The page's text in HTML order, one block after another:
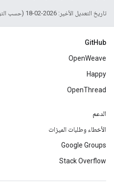
تاريخ التعديل الأخير: 2026-02-18 (حسب التوقيت العالمي المتفَّق عليه)
GitHub
OpenWeave
Happy
OpenThread
الدعم
الأخطاء وطلبات الميزات
Google Groups
Stack Overflow